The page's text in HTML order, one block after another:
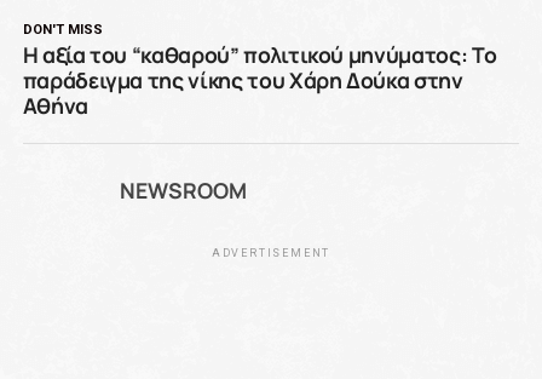
DON'T MISS
Η αξία του “καθαρού” πολιτικού μηνύματος: Το
παράδειγμα της νίκης του Χάρη Δούκα στην
Αθήνα
NEWSROOM
ADVERTISEMENT